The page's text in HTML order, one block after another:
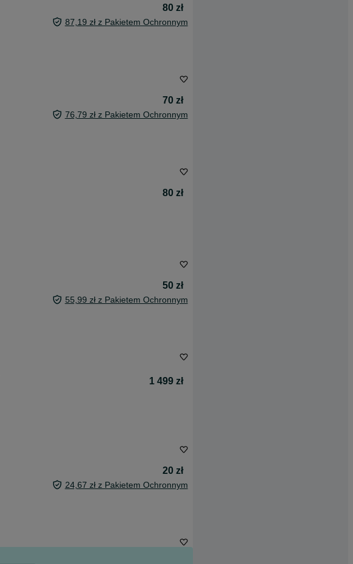
80 zł
87,19 zł z Pakietem Ochronnym
70 zł
76,79 zł z Pakietem Ochronnym
80 zł
50 zł
55,99 zł z Pakietem Ochronnym
1 499 zł
20 zł
24,67 zł z Pakietem Ochronnym